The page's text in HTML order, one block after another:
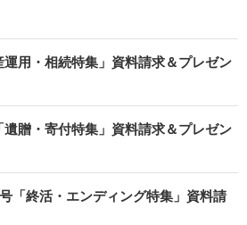
用・相続特集」資料請求＆プレゼン
贈・寄付特集」資料請求＆プレゼン
「終活・エンディング特集」資料請